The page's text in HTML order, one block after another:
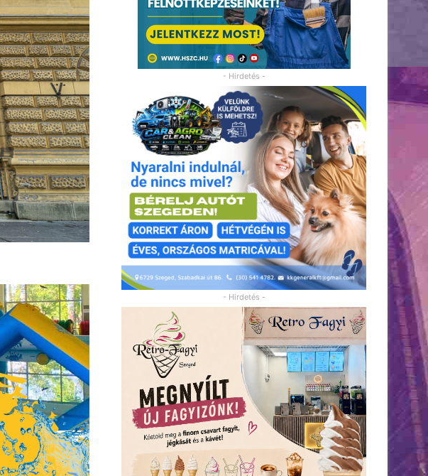
- Hirdetés -
- Hirdetés -